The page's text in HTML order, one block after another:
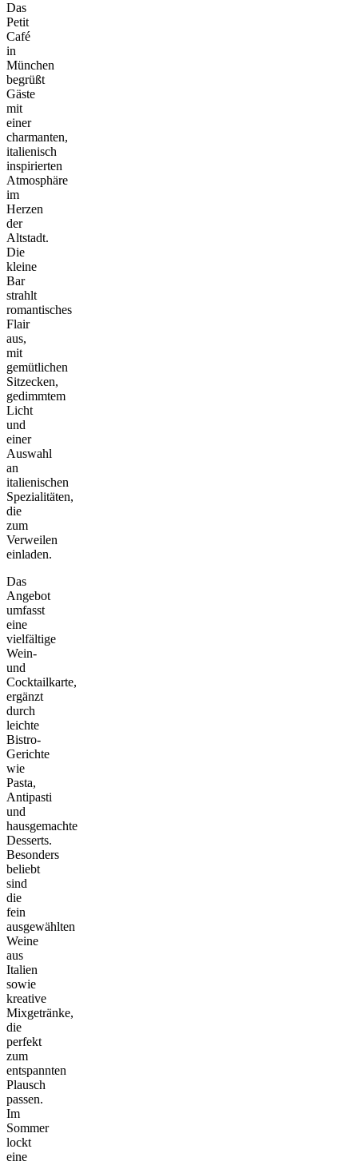
Das
Petit
Café
in
München
begrüßt
Gäste
mit
einer
charmanten,
italienisch
inspirierten
Atmosphäre
im
Herzen
der
Altstadt.
Die
kleine
Bar
strahlt
romantisches
Flair
aus,
mit
gemütlichen
Sitzecken,
gedimmtem
Licht
und
einer
Auswahl
an
italienischen
Spezialitäten,
die
zum
Verweilen
einladen.
Das
Angebot
umfasst
eine
vielfältige
Wein-
und
Cocktailkarte,
ergänzt
durch
leichte
Bistro-
Gerichte
wie
Pasta,
Antipasti
und
hausgemachte
Desserts.
Besonders
beliebt
sind
die
fein
ausgewählten
Weine
aus
Italien
sowie
kreative
Mixgetränke,
die
perfekt
zum
entspannten
Plausch
passen.
Im
Sommer
lockt
eine